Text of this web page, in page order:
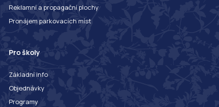
Reklamní a propagační plochy
Pronájem parkovacích míst
Pro školy
Základní info
Objednávky
Programy